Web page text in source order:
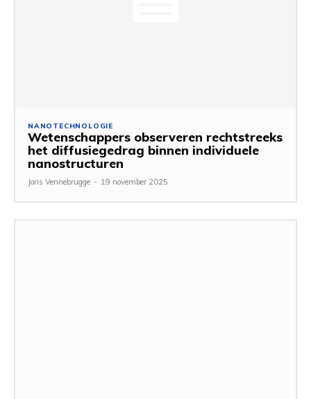
NANOTECHNOLOGIE
Wetenschappers observeren rechtstreeks
het diffusiegedrag binnen individuele
nanostructuren
Joris Vennebrugge - 19 november 2025